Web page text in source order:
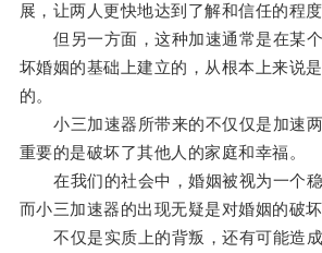
展，让两人更快地达到了解和信任的程度
但另一方面，这种加速通常是在某个
坏婚姻的基础上建立的，从根本上来说
的。
小三加速器所带来的不仅仅是加速两
重要的是破坏了其他人的家庭和幸福。
在我们的社会中，婚姻被视为一个稳
而小三加速器的出现无疑是对婚姻的破坏
不仅是实质上的背叛，还有可能造成